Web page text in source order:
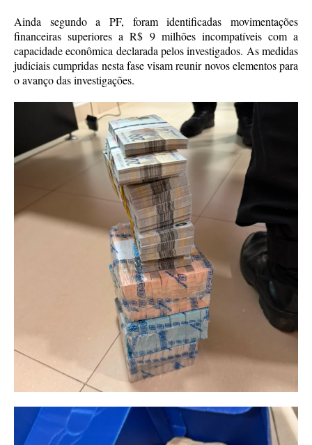
Ainda segundo a PF, foram identificadas movimentações
financeiras superiores a R$ 9 milhões incompatíveis com a
capacidade econômica declarada pelos investigados. As medidas
judiciais cumpridas nesta fase visam reunir novos elementos para
o avanço das investigações.